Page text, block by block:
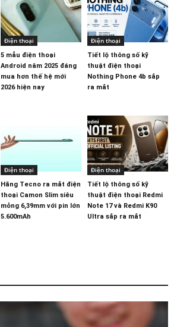
Điện thoại
5 mẫu điện thoại
Android năm 2025 đáng
mua hơn thế hệ mới
2026 hiện nay
Điện thoại
Tiết lộ thông số kỹ
thuật điện thoại
Nothing Phone 4b sắp
ra mắt
Điện thoại
Hãng Tecno ra mắt điện
thoại Camon Slim siêu
mỏng 6,39mm với pin lớn
5.600mAh
Điện thoại
Tiết lộ thông số kỹ
thuật điện thoại Redmi
Note 17 và Redmi K90
Ultra sắp ra mắt